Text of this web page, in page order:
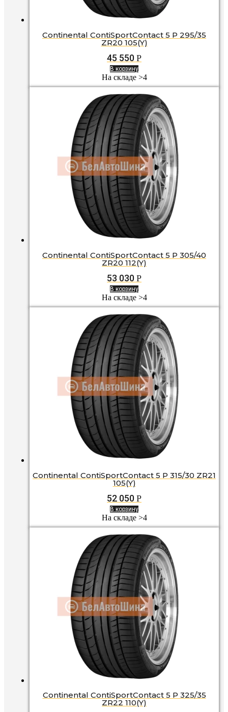
Continental ContiSportContact 5 P 295/35
ZR20 105(Y)
45 550 Р
В корзину
На складе >4
Continental ContiSportContact 5 P 305/40
ZR20 112(Y)
53 030 Р
В корзину
На складе >4
Continental ContiSportContact 5 P 315/30 ZR21
105(Y)
52 050 Р
В корзину
На складе >4
Continental ContiSportContact 5 P 325/35
ZR22 110(Y)